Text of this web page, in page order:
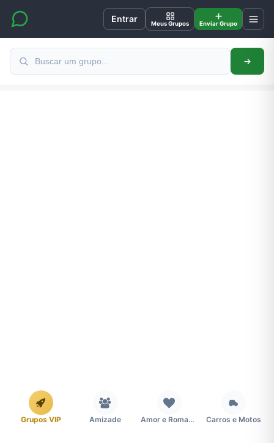
Entrar Meus Grupos Enviar Grupo
Grupos VIP Amizade Amor e Romance Carros e Motos